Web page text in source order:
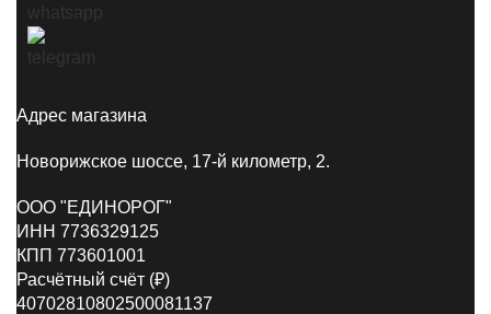
Адрес магазина
Новорижское шоссе, 17-й километр, 2.
ООО "ЕДИНОРОГ"
ИНН 7736329125
КПП 773601001
Расчётный счёт (₽)
40702810802500081137